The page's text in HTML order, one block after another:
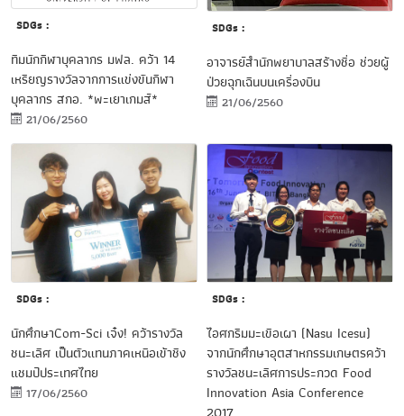
SDGs :
ทีมนักกีฬาบุคลากร มฟล. คว้า 14
เหรียญรางวัลจากการแข่งขันกีฬา
บุคลากร สกอ. *พะเยาเกมส์*
21/06/2560
SDGs :
อาจารย์สำนักพยาบาลสร้างชื่อ ช่วยผู้
ป่วยฉุกเฉินบนเครื่องบิน
21/06/2560
SDGs :
นักศึกษาCom-Sci เจ๋ง! คว้ารางวัล
ชนะเลิศ เป็นตัวแทนภาคเหนือเข้าชิง
แชมป์ประเทศไทย
17/06/2560
SDGs :
ไอศกรีมมะเขือเผา (Nasu Icesu)
จากนักศึกษาอุตสาหกรรมเกษตรคว้า
รางวัลชนะเลิศการประกวด Food
Innovation Asia Conference